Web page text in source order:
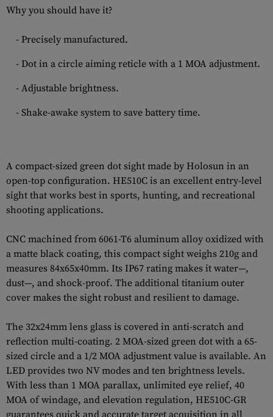
Why you should have it?
- Precisely manufactured.
- Dot in a circle aiming reticle with a 1 MOA adjustment.
- Adjustable brightness.
- Shake-awake system to save battery time.
A compact-sized green dot sight made by Holosun in an
open-top configuration. HE510C is an excellent entry-level
sight that works best in sports, hunting, and recreational
shooting applications.
CNC machined from 6061-T6 aluminum alloy oxidized with
a matte black coating, this compact sight weighs 210g and
measures 84x65x40mm. Its IP67 rating makes it water—,
dust—, and shock-proof. The additional titanium outer
cover makes the sight robust and resilient to damage.
The 32x24mm lens glass is covered in anti-scratch and
reflection multi-coating. 2 MOA-sized green dot with a 65-
sized circle and a 1/2 MOA adjustment value is available. An
LED provides two NV modes and ten brightness levels.
With less than 1 MOA parallax, unlimited eye relief, 40
MOA of windage, and elevation regulation, HE510C-GR
guarantees quick and accurate target acquisition in all